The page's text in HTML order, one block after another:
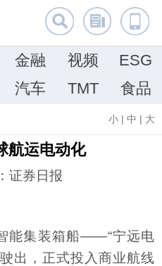
金融 视频
ESG
汽车 TMT 食品
小 | 中 | 大
航运电动化
证券日报
能集装箱船——“宁远电
出，正式投入商业航线